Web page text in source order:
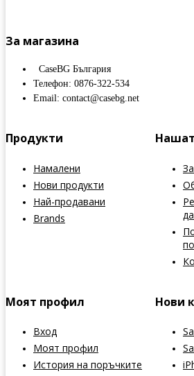
За магазина
CaseBG България
Телефон: 0876-322-534
Email: contact@casebg.net
Продукти
Намалени
Нови продукти
Най-продавани
Brands
Моят профил
Вход
Моят профил
История на поръчките
Нови